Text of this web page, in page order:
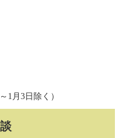
月3日除く）